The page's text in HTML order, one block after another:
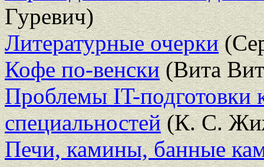
Гуревич)
Литературные очерки
Кофе по-венски(Вита
Проблемы IT-подготовки
специальностей(К. С.
Печи, камины, банные